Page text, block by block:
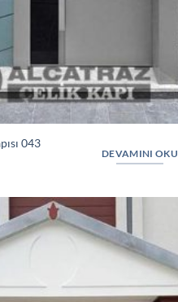
043
DEVAMINI OKU